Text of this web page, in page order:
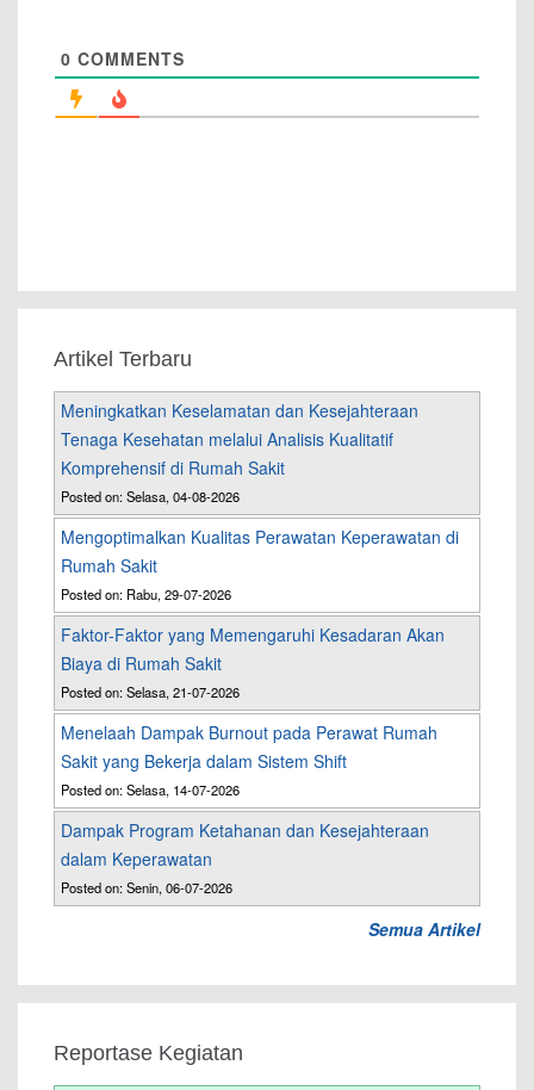
0 COMMENTS
Artikel Terbaru
Meningkatkan Keselamatan dan Kesejahteraan
Tenaga Kesehatan melalui Analisis Kualitatif
Komprehensif di Rumah Sakit
Posted on: Selasa, 04-08-2026
Mengoptimalkan Kualitas Perawatan Keperawatan di
Rumah Sakit
Posted on: Rabu, 29-07-2026
Faktor-Faktor yang Memengaruhi Kesadaran Akan
Biaya di Rumah Sakit
Posted on: Selasa, 21-07-2026
Menelaah Dampak Burnout pada Perawat Rumah
Sakit yang Bekerja dalam Sistem Shift
Posted on: Selasa, 14-07-2026
Dampak Program Ketahanan dan Kesejahteraan
dalam Keperawatan
Posted on: Senin, 06-07-2026
Semua Artikel
Reportase Kegiatan